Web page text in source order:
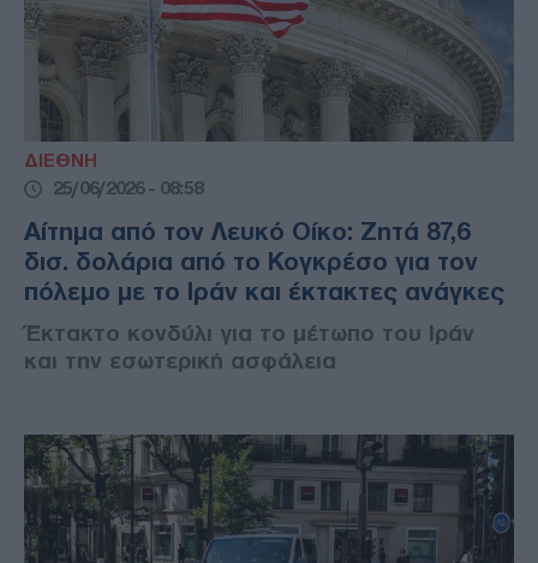
ΔΙΕΘΝΗ
25/06/2026 - 08:58
Αίτημα από τον Λευκό Οίκο: Ζητά 87,6
δισ. δολάρια από το Κογκρέσο για τον
πόλεμο με το Ιράν και έκτακτες ανάγκες
Έκτακτο κονδύλι για το μέτωπο του Ιράν
και την εσωτερική ασφάλεια